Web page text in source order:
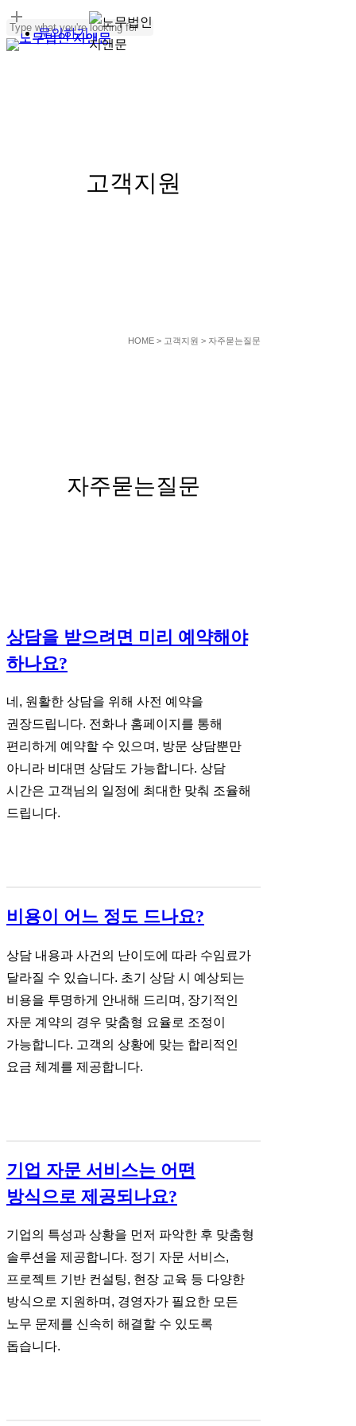
Skip
to
Close
문의하기
Menu
고객지원
HOME > 고객지원 > 자주묻는질문
자주묻는질문
상담을 받으려면 미리 예약해야
하나요?
네, 원활한 상담을 위해 사전 예약을
권장드립니다. 전화나 홈페이지를 통해
편리하게 예약할 수 있으며, 방문 상담뿐만
아니라 비대면 상담도 가능합니다. 상담
시간은 고객님의 일정에 최대한 맞춰 조율해
드립니다.
비용이 어느 정도 드나요?
상담 내용과 사건의 난이도에 따라 수임료가
달라질 수 있습니다. 초기 상담 시 예상되는
비용을 투명하게 안내해 드리며, 장기적인
자문 계약의 경우 맞춤형 요율로 조정이
가능합니다. 고객의 상황에 맞는 합리적인
요금 체계를 제공합니다.
기업 자문 서비스는 어떤
방식으로 제공되나요?
기업의 특성과 상황을 먼저 파악한 후 맞춤형
솔루션을 제공합니다. 정기 자문 서비스,
프로젝트 기반 컨설팅, 현장 교육 등 다양한
방식으로 지원하며, 경영자가 필요한 모든
노무 문제를 신속히 해결할 수 있도록
돕습니다.